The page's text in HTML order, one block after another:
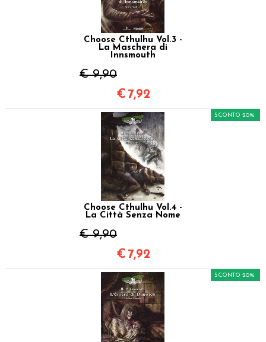
Choose Cthulhu Vol.3 -
La Maschera di
Innsmouth
€ 9,90
€ 7,92
Choose Cthulhu Vol.4 -
La Città Senza Nome
€ 9,90
SCONTO 20%
€ 7,92
SCONTO 20%